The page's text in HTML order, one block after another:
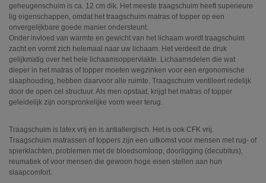
geheugenschuim is ca. 12 cm dik. Het meeste traagschuim heeft superieure
lig eigenschappen, omdat het traagschuim matras of topper op een
onvergelijkbare goede manier ondersteunt.
Onder invloed van warmte en gewicht van het lichaam wordt traagschuim
zacht en vormt zich helemaal naar uw lichaam. Het verdeelt de druk
gelijkmatig over het hele lichaamsoppervlakte. Lichaamsdelen die wat
dieper in het matras of topper moeten wegzinken voor een ergonomische
slaaphouding, hebben daarvoor alle ruimte. Traagschuim ventileert redelijk
door de open cel structuur. Als men opstaat, krijgt het matras of topper
geleidelijk zijn oorspronkelijke vorm weer terug.
Traagschuim is latex vrij en is antiallergisch. Het is ook CFK vrij.
Traagschuim matrassen of toppers zijn een uitkomst voor mensen met rug- of
spierklachten, problemen met de bloedsomloop, doorligging (decubitus),
reumatiek of voor mensen die gewoon hoge eisen stellen aan hun
slaapcomfort.